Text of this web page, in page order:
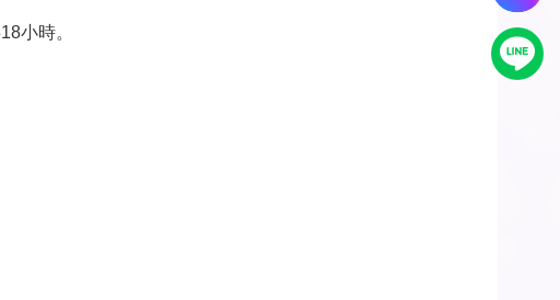
小時。